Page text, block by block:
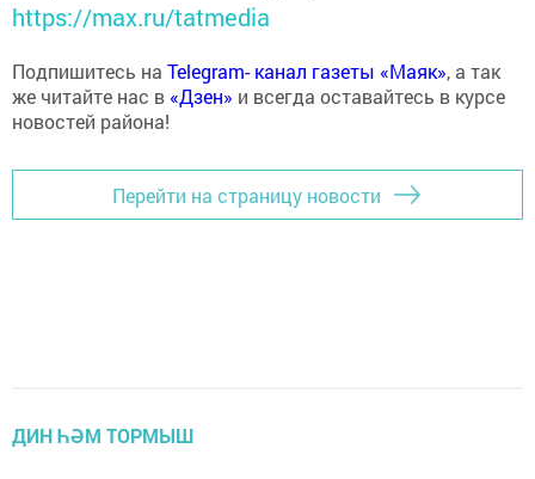
https://max.ru/tatmedia
Подпишитесь на Telegram- канал газеты «Маяк», а так
же читайте нас в «Дзен» и всегда оставайтесь в курсе
новостей района!
Перейти на страницу новости
ДИН ҺӘМ ТОРМЫШ